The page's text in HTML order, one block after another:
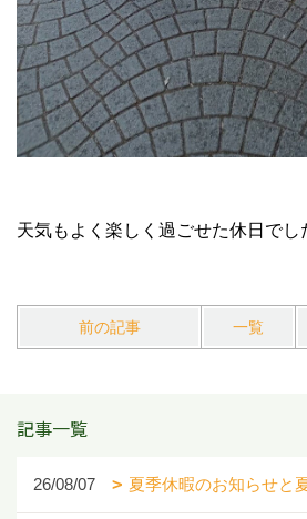
天気もよく楽しく過ごせた休日でし
前の記事 一覧
記事一覧
26/08/07 夏季休暇のお知らせと